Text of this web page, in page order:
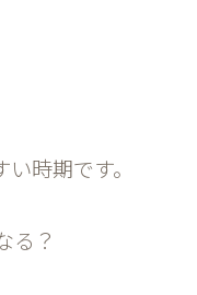
時期です。
る？